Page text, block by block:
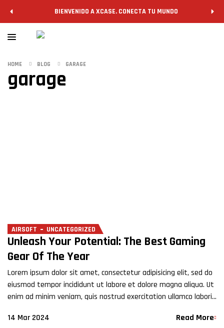
BIENVENIDO A XCASE. CONECTA TU MUNDO
HOME BLOG GARAGE
garage
AIRSOFT UNCATEGORIZED
Unleash Your Potential: The Best Gaming
Gear Of The Year
Lorem ipsum dolor sit amet, consectetur adipisicing elit, sed do
eiusmod tempor incididunt ut labore et dolore magna aliqua. Ut
enim ad minim veniam, quis nostrud exercitation ullamco laboris
14 Mar 2024
Read More